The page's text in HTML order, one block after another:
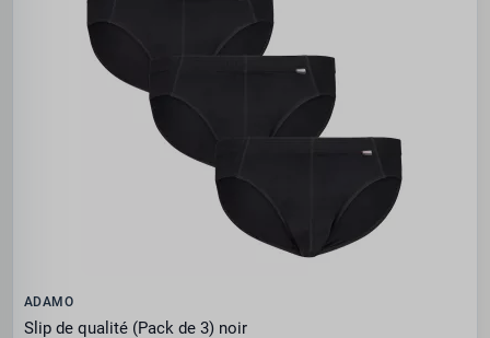
ADAMO
Slip de qualité (Pack de 3) noir